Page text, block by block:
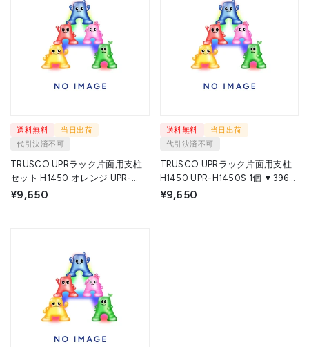
送料無料
当日出荷
代引決済不可
TRUSCO UPRラック片面用支柱
セット H1450 オレンジ UPR-
¥9,650
送料無料
当日出荷
代引決済不可
TRUSCO UPRラック片面用支柱
H1450 UPR-H1450S 1個 ▼396-
8596
¥9,650